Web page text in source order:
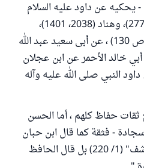
يحكيه عن داود عليه السلام
-كما رواه ابن أبي شيبة (10/ 277)، وهناد (2038، 1401)،
وبحشل في "تاريخ واسط" (ص 130) ، عن أبى سعيد عبد الله
خالد الأحمر عن ابن عجلان
النبي صلى الله عليه وآله
حفاظ كلهم ، أما الحسن
- فثقة كما قال ابن حبان
والخطيب والذهبي في "الكاشف" (1/ 220) بل قال الحافظ